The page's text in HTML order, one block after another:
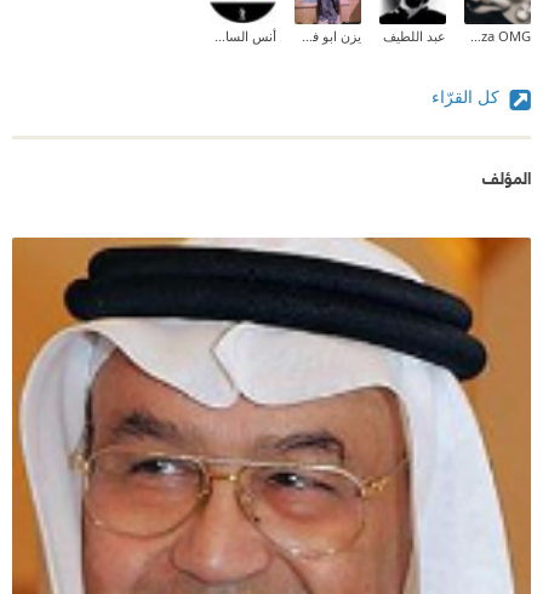
Shaza OMG عبد اللطيف يزن ابو فلاحه أنس السامرائي
كل القرّاء
المؤلف